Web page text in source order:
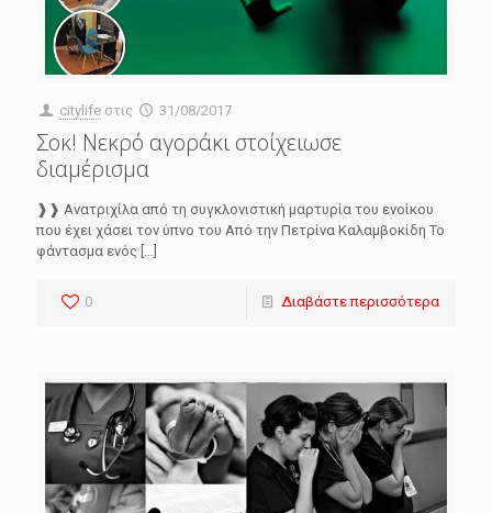
citylife στις 31/08/2017
Σοκ! Νεκρό αγοράκι στοίχειωσε
διαμέρισμα
❱❱ Ανατριχίλα από τη συγκλονιστική μαρτυρία του ενοίκου
που έχει χάσει τον ύπνο του Από την Πετρίνα Καλαμβοκίδη Το
φάντασμα ενός
0 Διαβάστε περισσότερα